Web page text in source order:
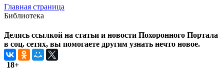
Главная страница
Библиотека
Делясь ссылкой на статьи и новости Похоронного Портала
в соц. сетях, вы помогаете другим узнать нечто новое.
18+